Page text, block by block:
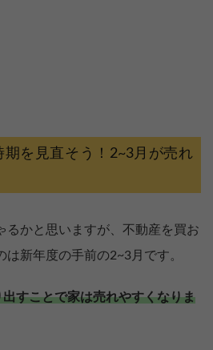
期を見直そう！2~3月が売れ
るかと思いますが、不動産を買お
は新年度の手前の2~3月です。
すことで家は売れやすくなりま